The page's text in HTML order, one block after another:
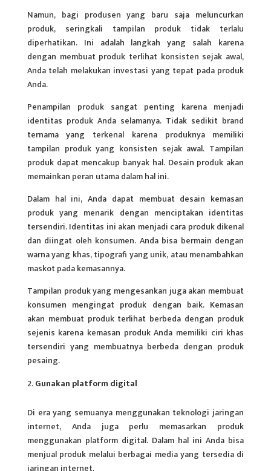
Namun, bagi produsen yang baru saja meluncurkan
produk, seringkali tampilan produk tidak terlalu
diperhatikan. Ini adalah langkah yang salah karena
dengan membuat produk terlihat konsisten sejak awal,
Anda telah melakukan investasi yang tepat pada produk
Anda.
Penampilan produk sangat penting karena menjadi
identitas produk Anda selamanya. Tidak sedikit brand
ternama yang terkenal karena produknya memiliki
tampilan produk yang konsisten sejak awal. Tampilan
produk dapat mencakup banyak hal. Desain produk akan
memainkan peran utama dalam hal ini.
Dalam hal ini, Anda dapat membuat desain kemasan
produk yang menarik dengan menciptakan identitas
tersendiri. Identitas ini akan menjadi cara produk dikenal
dan diingat oleh konsumen. Anda bisa bermain dengan
warna yang khas, tipografi yang unik, atau menambahkan
maskot pada kemasannya.
Tampilan produk yang mengesankan juga akan membuat
konsumen mengingat produk dengan baik. Kemasan
akan membuat produk terlihat berbeda dengan produk
sejenis karena kemasan produk Anda memiliki ciri khas
tersendiri yang membuatnya berbeda dengan produk
pesaing.
Gunakan platform digital
Di era yang semuanya menggunakan teknologi jaringan
internet, Anda juga perlu memasarkan produk
menggunakan platform digital. Dalam hal ini Anda bisa
menjual produk melalui berbagai media yang tersedia di